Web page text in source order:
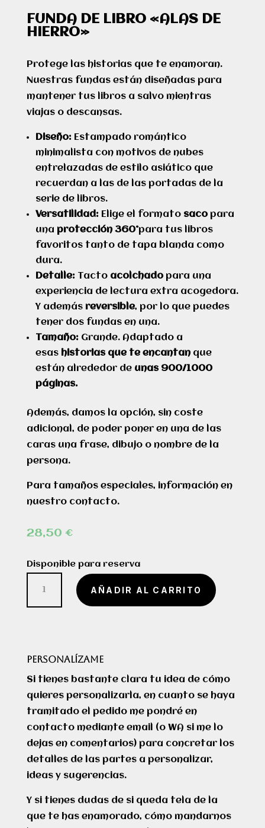
FUNDA DE LIBRO «ALAS DE
HIERRO»
Protege las historias que te enamoran.
Nuestras fundas están diseñadas para
mantener tus libros a salvo mientras
viajas o descansas.
Diseño: Estampado romántico
minimalista con motivos de nubes
entrelazadas de estilo asiático que
recuerdan a las de las portadas de la
serie de libros.
Versatilidad: Elige el formato sacopara
una protección 360°para tus libros
favoritos tanto de tapa blanda como
dura.
Detalle: Tacto acolchadopara una
experiencia de lectura extra acogedora.
Y además reversible, por lo que puedes
tener dos fundas en una.
Tamaño: Grande. Adaptado a
esas historias que te encantanque
están alrededor de unas 900/1000
páginas.
Además, damos la opción, sin coste
adicional, de poder poner en una de las
caras una frase, dibujo o nombre de la
persona.
Para tamaños especiales, información en
nuestro contacto.
28,50 €
Disponible para reserva
hierro"
cantidad
AÑADIR AL CARRITO
PERSONALÍZAME
Si tienes bastante clara tu idea de cómo
quieres personalizarla, en cuanto se haya
tramitado el pedido me pondré en
contacto mediante email (o WA si me lo
dejas en comentarios) para concretar los
detalles de las partes a personalizar,
ideas y sugerencias.
Y si tienes dudas de si queda tela de la
que te has enamorado, cómo mandarnos